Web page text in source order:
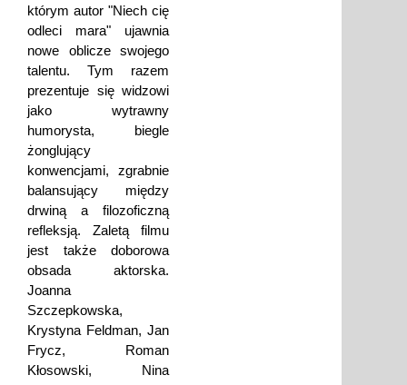
którym autor "Niech cię
odleci mara" ujawnia
nowe oblicze swojego
talentu. Tym razem
prezentuje się widzowi
jako wytrawny
humorysta, biegle
żonglujący
konwencjami, zgrabnie
balansujący między
drwiną a filozoficzną
refleksją. Zaletą filmu
jest także doborowa
obsada aktorska.
Joanna
Szczepkowska,
Krystyna Feldman, Jan
Frycz, Roman
Kłosowski, Nina